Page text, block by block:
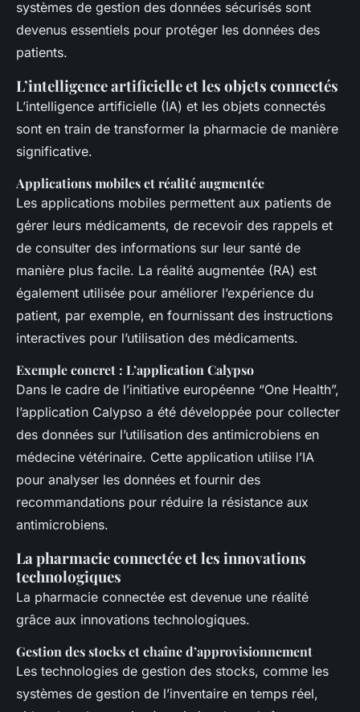
systèmes de gestion des données sécurisés sont
devenus essentiels pour protéger les données des
patients.
L’intelligence artificielle et les objets connectés
L’intelligence artificielle (IA) et les objets connectés
sont en train de transformer la pharmacie de manière
significative.
Applications mobiles et réalité augmentée
Les applications mobiles permettent aux patients de
gérer leurs médicaments, de recevoir des rappels et
de consulter des informations sur leur santé de
manière plus facile. La réalité augmentée (RA) est
également utilisée pour améliorer l’expérience du
patient, par exemple, en fournissant des instructions
interactives pour l’utilisation des médicaments.
Exemple concret : L’application Calypso
Dans le cadre de l’initiative européenne “One Health”,
l’application Calypso a été développée pour collecter
des données sur l’utilisation des antimicrobiens en
médecine vétérinaire. Cette application utilise l’IA
pour analyser les données et fournir des
recommandations pour réduire la résistance aux
antimicrobiens.
La pharmacie connectée et les innovations
technologiques
La pharmacie connectée est devenue une réalité
grâce aux innovations technologiques.
Gestion des stocks et chaîne d’approvisionnement
Les technologies de gestion des stocks, comme les
systèmes de gestion de l’inventaire en temps réel,